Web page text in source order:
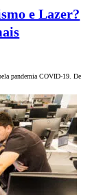
e Lazer?
pandemia COVID-19. De